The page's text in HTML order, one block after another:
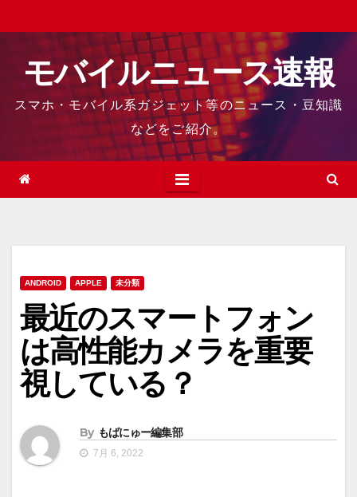
to
contentモバイルニュース速報
スマホ・モバイル系ガジェット等のニュース・豆知識
などをご紹介。
ANDROID APPLE 未分類
最近のスマートフォン
は高性能カメラを重要
視している？
By もばにゅー編集部
7月 6, 2022